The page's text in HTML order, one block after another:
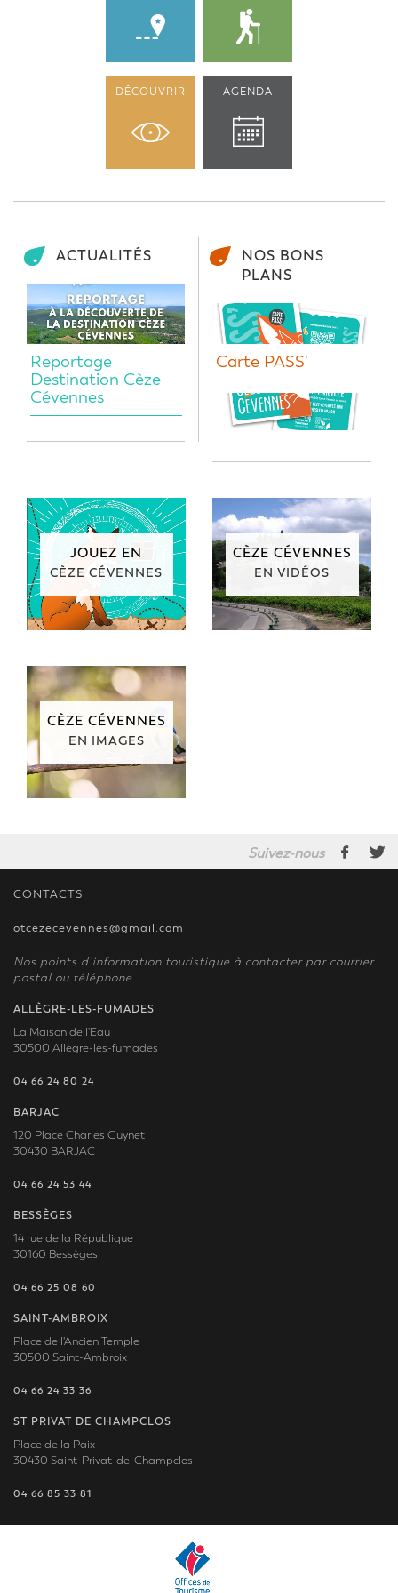
DÉCOUVRIR AGENDA
ACTUALITÉS
Reportage
Destination Cèze
Cévennes
NOS BONS
PLANS
Carte PASS'
JOUEZ EN
CÈZE CÉVENNES
CÈZE CÉVENNES
EN VIDÉOS
CÈZE CÉVENNES
EN IMAGES
Suivez-nous
CONTACTS
otcezecevennes@gmail.com
Nos points d’information touristique à contacter par courrier
postal ou téléphone
ALLÈGRE-LES-FUMADES
La Maison de l'Eau
30500 Allègre-les-fumades
04 66 24 80 24
BARJAC
120 Place Charles Guynet
30430 BARJAC
04 66 24 53 44
BESSÈGES
14 rue de la République
30160 Bessèges
04 66 25 08 60
SAINT-AMBROIX
Place de l'Ancien Temple
30500 Saint-Ambroix
04 66 24 33 36
ST PRIVAT DE CHAMPCLOS
Place de la Paix
30430 Saint-Privat-de-Champclos
04 66 85 33 81